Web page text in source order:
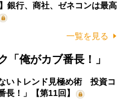
銀行、商社、ゼネコンは最高
一覧を見る
「俺がカブ番長！」
いトレンド見極め術 投資コ
長！」【第11回】